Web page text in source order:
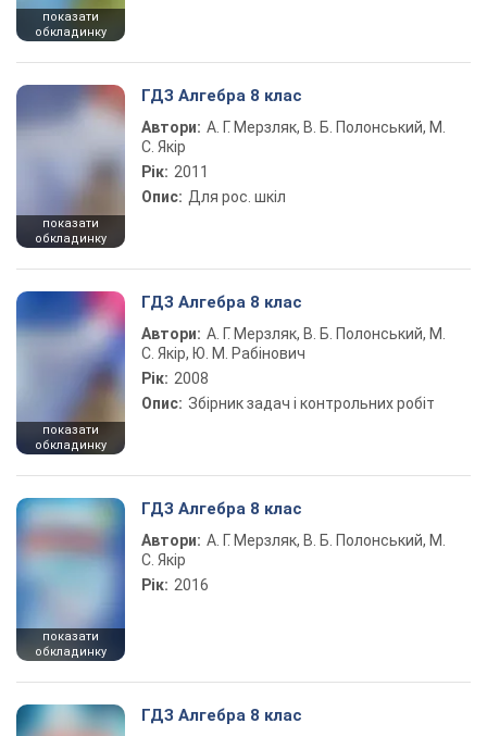
показати
обкладинку
показати
обкладинку
ГДЗ Алгебра 8 клас
Автори: А. Г. Мерзляк, В. Б. Полонський, М.
С. Якір
Рік: 2011
Опис: Для рос. шкіл
показати
обкладинку
ГДЗ Алгебра 8 клас
Автори: А. Г. Мерзляк, В. Б. Полонський, М.
С. Якір, Ю. М. Рабінович
Рік: 2008
Опис: Збірник задач і контрольних робіт
показати
обкладинку
ГДЗ Алгебра 8 клас
Автори: А. Г. Мерзляк, В. Б. Полонський, М.
С. Якір
Рік: 2016
ГДЗ Алгебра 8 клас